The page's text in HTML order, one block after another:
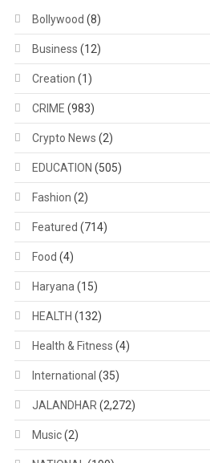
Bollywood (8)
Business (12)
Creation (1)
CRIME (983)
Crypto News (2)
EDUCATION (505)
Fashion (2)
Featured (714)
Food (4)
Haryana (15)
HEALTH (132)
Health & Fitness (4)
International (35)
JALANDHAR (2,272)
Music(2)